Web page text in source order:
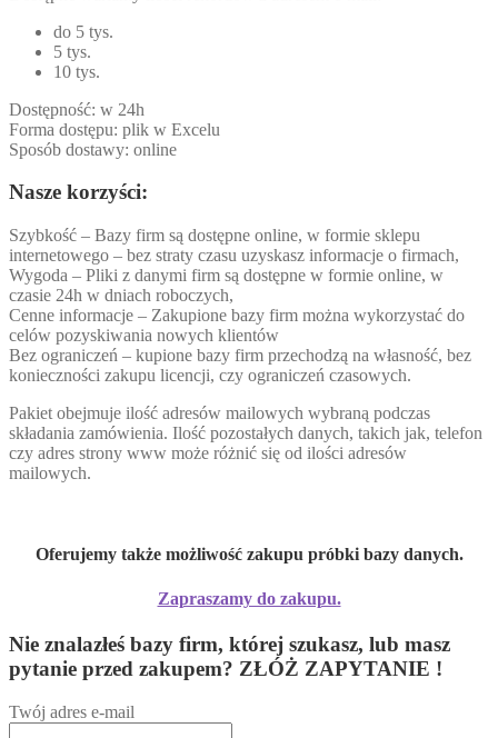
do 5 tys.
5 tys.
10 tys.
Dostępność: w 24h
Forma dostępu: plik w Excelu
Sposób dostawy: online
Nasze korzyści:
Szybkość – Bazy firm są dostępne online, w formie sklepu
internetowego – bez straty czasu uzyskasz informacje o firmach,
Wygoda – Pliki z danymi firm są dostępne w formie online, w
czasie 24h w dniach roboczych,
Cenne informacje – Zakupione bazy firm można wykorzystać do
celów pozyskiwania nowych klientów
Bez ograniczeń – kupione bazy firm przechodzą na własność, bez
konieczności zakupu licencji, czy ograniczeń czasowych.
Pakiet obejmuje ilość adresów mailowych wybraną podczas
składania zamówienia. Ilość pozostałych danych, takich jak, telefon
czy adres strony www może różnić się od ilości adresów
mailowych.
Oferujemy także możliwość zakupu próbki bazy danych.
Zapraszamy do zakupu.
Nie znalazłeś bazy firm, której szukasz, lub masz
pytanie przed zakupem? ZŁÓŻ ZAPYTANIE !
Twój adres e-mail